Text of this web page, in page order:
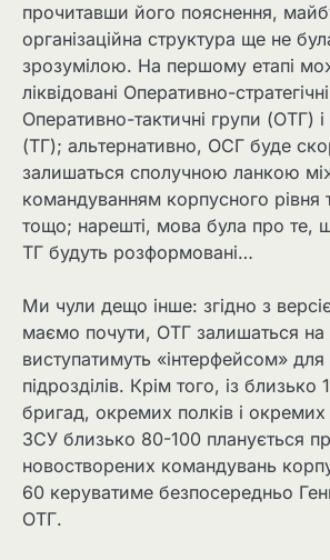
прочитавши його пояснення,
організаційна структура ще не
зрозумілою. На першому етапі
ліквідовані Оперативно-
Оперативно-тактичні групи (ОТГ) і
(ТГ); альтернативно, ОСГ буде
залишаться сполучною ланкою
командуванням корпусного рівня
тощо; нарешті, мова була про те,
ТГ будуть розформовані…
Ми чули дещо інше: згідно з
маємо почути, ОТГ залишаться на
виступатимуть «інтерфейсом» для
підрозділів. Крім того, із
бригад, окремих полків і окремих
ЗСУ близько 80-100 планується
новостворених командувань
60 керуватиме безпосередньо
ОТГ.